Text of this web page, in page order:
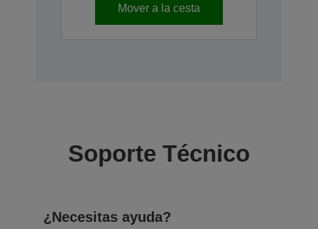
Mover a la cesta
Soporte Técnico
¿Necesitas ayuda?